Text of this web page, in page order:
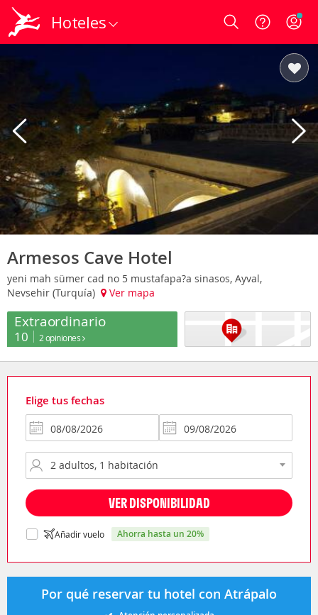
Hoteles Login
Armesos Cave Hotel
yeni mah sümer cad no 5 mustafapa?a sinasos, Ayval,
Nevsehir (Turquía)
Ver mapa
Extraordinario
10 2 opiniones
Elige tus fechas
VER DISPONIBILIDAD
Añadir vuelo ahorra hasta un 20%
Por qué reservar tu hotel con Atrápalo